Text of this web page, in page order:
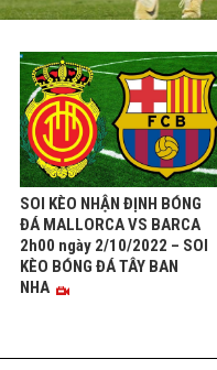
SOI KÈO NHẬN ĐỊNH BÓNG
ĐÁ MALLORCA VS BARCA
2h00 ngày 2/10/2022 – SOI
KÈO BÓNG ĐÁ TÂY BAN
NHA